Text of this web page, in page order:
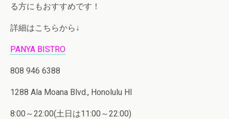
る方にもおすすめです！
詳細はこちらから↓
PANYA BISTRO
808 946 6388
1288 Ala Moana Blvd., Honolulu HI
8:00～22:00(土日は11:00～22:00)